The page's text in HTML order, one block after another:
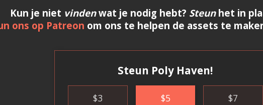
Kun je niet vindenwat je nodig hebt? Steunhet in
ons op Patreon om ons te helpen de assets te
Steun Poly Haven!
$3 $5 $7